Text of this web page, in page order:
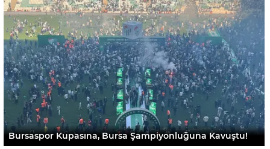
Bursaspor Kupasına, Bursa Şampiyonluğuna Kavuştu!